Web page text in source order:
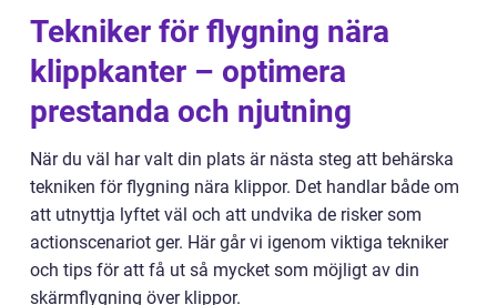
Tekniker för flygning nära
klippkanter – optimera
prestanda och njutning
När du väl har valt din plats är nästa steg att behärska
tekniken för flygning nära klippor. Det handlar både om
att utnyttja lyftet väl och att undvika de risker som
actionscenariot ger. Här går vi igenom viktiga tekniker
och tips för att få ut så mycket som möjligt av din
skärmflygning över klippor.